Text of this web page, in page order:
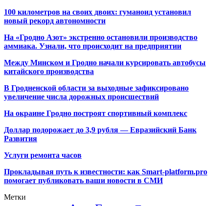
100 километров на своих двоих: гуманоид установил
новый рекорд автономности
На «Гродно Азот» экстренно остановили производство
аммиака. Узнали, что происходит на предприятии
Между Минском и Гродно начали курсировать автобусы
китайского производства
В Гродненской области за выходные зафиксировано
увеличение числа дорожных происшествий
На окраине Гродно построят спортивный комплекс
Доллар подорожает до 3,9 рубля — Евразийский Банк
Развития
Услуги ремонта часов
Прокладывая путь к известности: как Smart-platform.pro
помогает публиковать ваши новости в СМИ
Метки